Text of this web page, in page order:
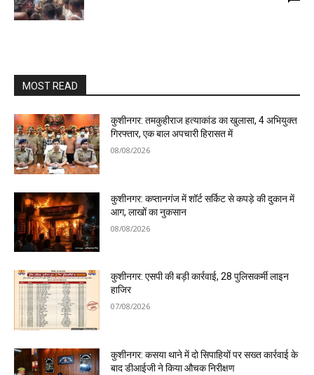
MOST READ
कुशीनगर: तमकुहीराज हत्याकांड का खुलासा, 4 अभियुक्त
गिरफ्तार, एक बाल अपचारी हिरासत में
08/08/2026
कुशीनगर: कप्तानगंज में शॉर्ट सर्किट से कपड़े की दुकान में
आग, लाखों का नुकसान
08/08/2026
कुशीनगर: एसपी की बड़ी कार्रवाई, 28 पुलिसकर्मी लाइन
हाजिर
07/08/2026
कुशीनगर: कसया थाने में दो सिपाहियों पर सख्त कार्रवाई के
बाद डीआईजी ने किया औचक निरीक्षण